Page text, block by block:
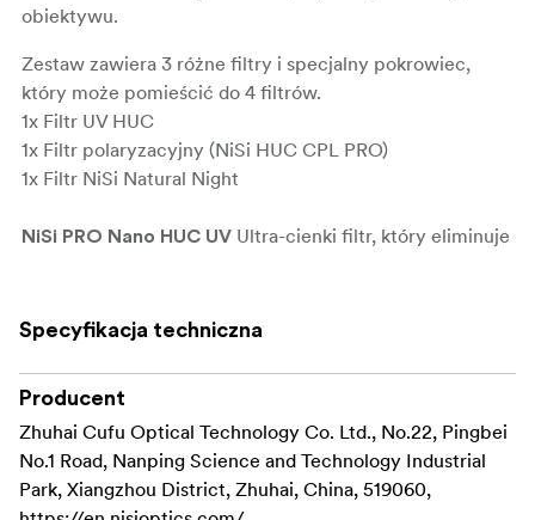
obiektywu.
Zestaw zawiera 3 różne filtry i specjalny pokrowiec,
który może pomieścić do 4 filtrów.
1x Filtr UV HUC
1x Filtr polaryzacyjny (NiSi HUC CPL PRO)
1x Filtr NiSi Natural Night
NiSi PRO Nano HUC UV Ultra-cienki filtr, który eliminuje
Przydatny jako ogólny filtr ochronny. Zapobiega
zapewnia dodatkową ochronę w przypadku upadków lub
sytuacji, w których może wystąpić zarysowanie.
Rama wykonana z mosiądzu została poddana bardzo
dokładnemu frezowaniu. NiSi PRO Nano HUC UV
posiada również wyjątkową powłokę typu "Nano" oraz
Specyfikacja techniczna
Producent
Zhuhai Cufu Optical Technology Co. Ltd., No.22, Pingbei
No.1 Road, Nanping Science and Technology Industrial
Park, Xiangzhou District, Zhuhai, China, 519060,